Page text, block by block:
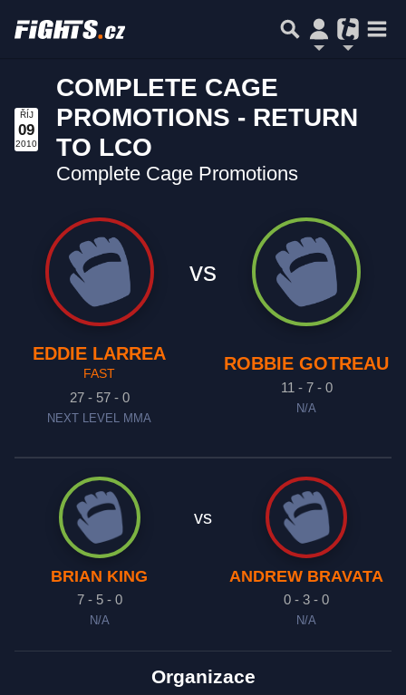
ŘÍJ
09
2010
COMPLETE CAGE
PROMOTIONS - RETURN
TO LCO
Complete Cage Promotions
EDDIE LARREA
FAST
27 - 57 - 0
NEXT LEVEL MMA
vs
ROBBIE GOTREAU
11 - 7 - 0
N/A
BRIAN KING
7 - 5 - 0
N/A
vs
ANDREW BRAVATA
0 - 3 - 0
N/A
Organizace